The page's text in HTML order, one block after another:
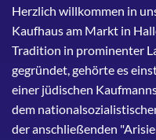
Herzlich willkommen in
Kaufhaus am Markt in
Tradition in prominenter
gegründet, gehörte es
einer jüdischen
dem
der anschließenden